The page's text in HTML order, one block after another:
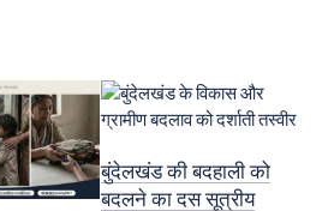
बुंदेलखंड की बदहाली को
बदलने का दस सूत्रीय